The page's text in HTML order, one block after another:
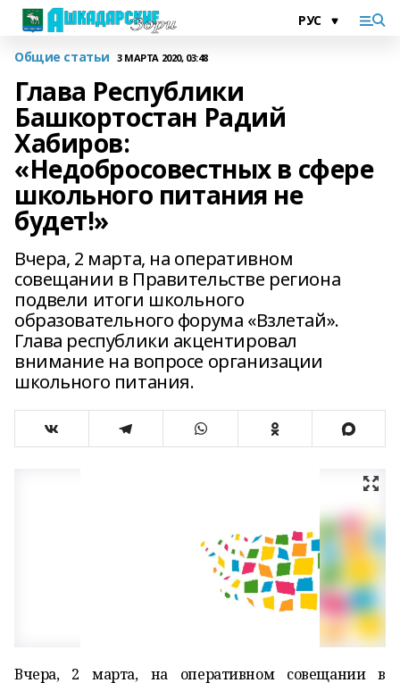
Общие статьи 3 МАРТА 2020, 03:48
Глава Республики
Башкортостан Радий
Хабиров:
«Недобросовестных в сфере
школьного питания не
будет!»
Вчера, 2 марта, на оперативном
совещании в Правительстве региона
подвели итоги школьного
образовательного форума «Взлетай».
Глава республики акцентировал
внимание на вопросе организации
школьного питания.
Вчера, 2 марта, на оперативном совещании в